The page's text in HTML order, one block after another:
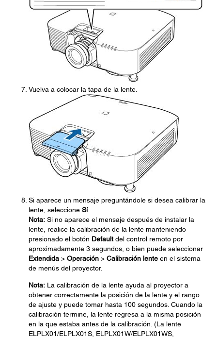
Vuelva a colocar la tapa de la lente.
Si aparece un mensaje preguntándole si desea calibrar la
lente, seleccione Sí.
Nota: Si no aparece el mensaje después de instalar la
lente, realice la calibración de la lente manteniendo
presionado el botón Defaultdel control remoto por
aproximadamente 3 segundos, o bien puede seleccionar
Extendida > Operación > Calibración lente en el sistema
de menús del proyector.
Nota: La calibración de la lente ayuda al proyector a
obtener correctamente la posición de la lente y el rango
de ajuste y puede tomar hasta 100 segundos. Cuando la
calibración termine, la lente regresa a la misma posición
en la que estaba antes de la calibración. (La lente
ELPLX01/ELPLX01S, ELPLX01W/ELPLX01WS,